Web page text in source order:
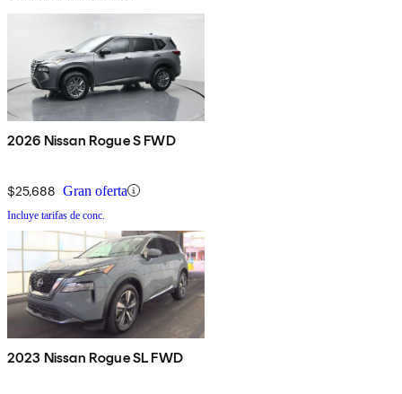
2026 Nissan Rogue S FWD
$25,688 Gran oferta
Incluye tarifas de conc.
2023 Nissan Rogue SL FWD